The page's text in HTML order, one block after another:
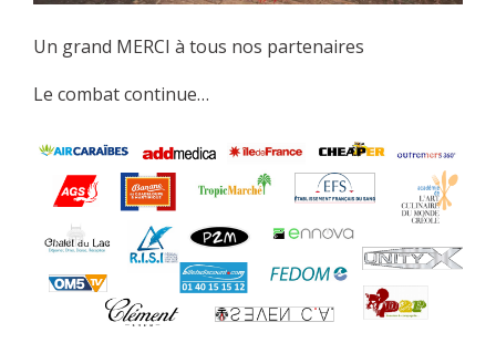
Un grand MERCI à tous nos partenaires
Le combat continue…